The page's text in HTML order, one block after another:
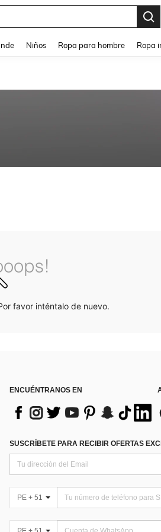
Niños Ropa para hombre Ropa
favor inténtalo de nuevo.
ENCUÉNTRANOS EN
SUSCRÍBETE PARA RECIBIR OFERTAS
PE + 51